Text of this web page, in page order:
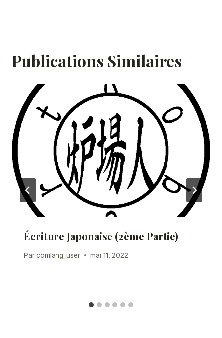
Publications Similaires
Écriture Japonaise (2ème Partie)
Parcomlang_user mai 11, 2022